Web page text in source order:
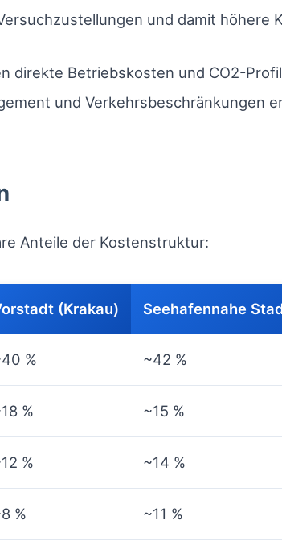
und damit höhere
direkte Betriebskosten und CO2-
und Verkehrsbeschränkungen
Anteile der Kostenstruktur:
(Krakau) Seehafennahe
% ~42 %
% ~15 %
% ~14 %
% ~11 %